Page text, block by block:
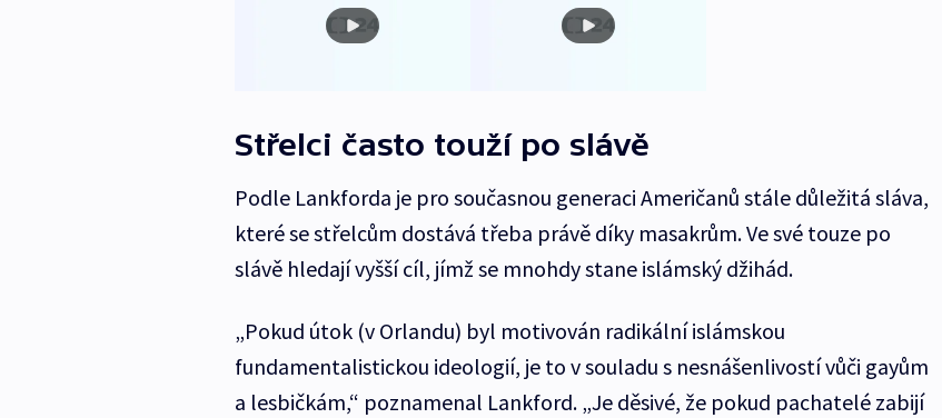
Střelci často touží po slávě
Podle Lankforda je pro současnou generaci Američanů stále důležitá sláva,
které se střelcům dostává třeba právě díky masakrům. Ve své touze po
slávě hledají vyšší cíl, jímž se mnohdy stane islámský džihád.
„Pokud útok (v Orlandu) byl motivován radikální islámskou
fundamentalistickou ideologií, je to v souladu s nesnášenlivostí vůči gayům
a lesbičkám,“ poznamenal Lankford. „Je děsivé, že pokud pachatelé zabijí